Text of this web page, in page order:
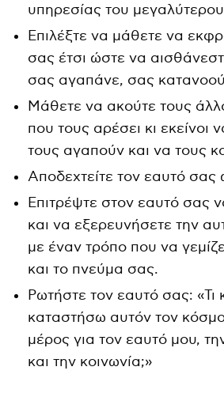
υπηρεσίας του
Επιλέξτε να μάθετε να
σας έτσι ώστε να
σας αγαπάνε, σας
Μάθετε να ακούτε τους
που τους αρέσει κι εκείνοι
τους αγαπούν και να τους
Αποδεχτείτε τον εαυτό
Επιτρέψτε στον εαυτό σας
και να εξερευνήσετε την
με έναν τρόπο που να
και το πνεύμα σας.
Ρωτήστε τον εαυτό σας: «Τι
καταστήσω αυτόν τον
μέρος για τον εαυτό μου,
και την κοινωνία;»